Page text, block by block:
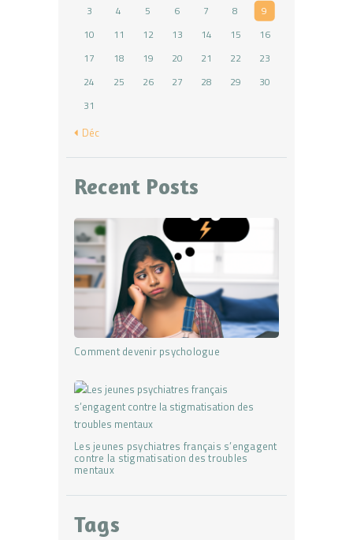
3
4 5 6 7 8
9
10
11 12 13 14 15
16
17
18 19 20 21 22
23
24
25 26 27 28 29
30
31
« Déc
Recent Posts
Comment devenir psychologue
Les jeunes psychiatres français s’engagent
contre la stigmatisation des troubles
mentaux
Tags